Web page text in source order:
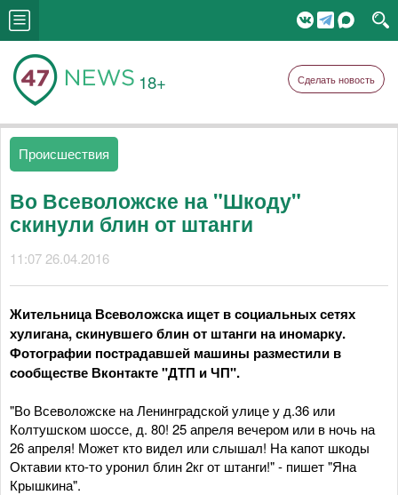
18+ Сделать новость
Происшествия
Во Всеволожске на "Шкоду"
скинули блин от штанги
11:07 26.04.2016
Жительница Всеволожска ищет в социальных сетях
хулигана, скинувшего блин от штанги на иномарку.
Фотографии пострадавшей машины разместили в
сообществе Вконтакте "ДТП и ЧП".
"Во Всеволожске на Ленинградской улице у д.36 или
Колтушском шоссе, д. 80! 25 апреля вечером или в ночь на
26 апреля! Может кто видел или слышал! На капот шкоды
Октавии кто-то уронил блин 2кг от штанги!" - пишет "Яна
Крышкина".